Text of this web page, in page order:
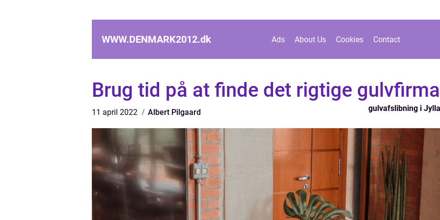
WWW.DENMARK2012.dk Ads About Us Cookies Contact
Brug tid på at finde det rigtige gulvfirma
11 april 2022 Albert Pilgaard gulvafslibning i